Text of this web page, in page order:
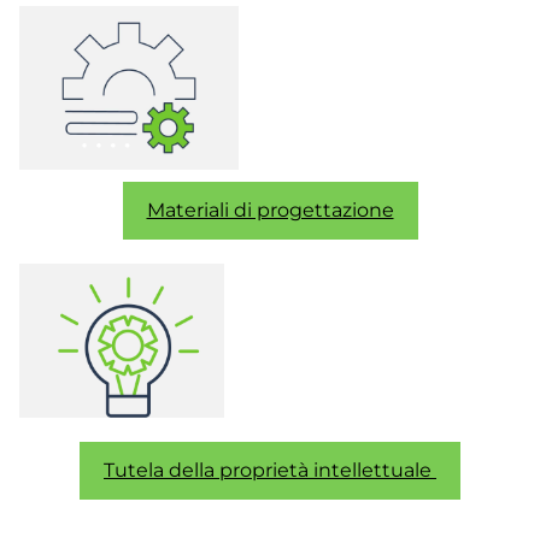
Materiali di progettazione
Tutela della proprietà intellettuale